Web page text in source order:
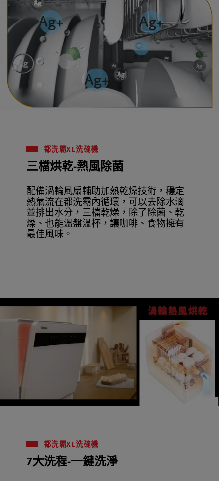
都洗霸XL洗碗機
三檔烘乾-熱風除菌
配備渦輪風扇輔助加熱乾燥技術，穩定
熱氣流在都洗霸內循環，可以去除水滴
並排出水分，三檔乾燥，除了除菌、乾
燥、也能溫盤溫杯，讓咖啡、食物擁有
最佳風味。
都洗霸XL洗碗機
7大洗程-一鍵洗淨